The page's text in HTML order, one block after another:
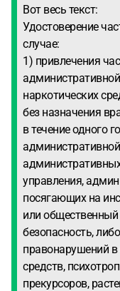
Вот весь текст:
Удостоверение
случае:
1) привлечения
административной
наркотических
без назначения
в течение одного
управления,
посягающих на
или
безопасность,
правонарушений в
средств,
прекурсоров,